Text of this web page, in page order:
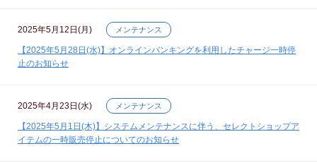
2025年5月12日(月) メンテナンス
【2025年5月28日(水)】オンラインバンキングを利用したチャージ一時停
止のお知らせ
2025年4月23日(水) メンテナンス
【2025年5月1日(木)】システムメンテナンスに伴う、セレクトショップア
イテムの一時販売停止についてのお知らせ